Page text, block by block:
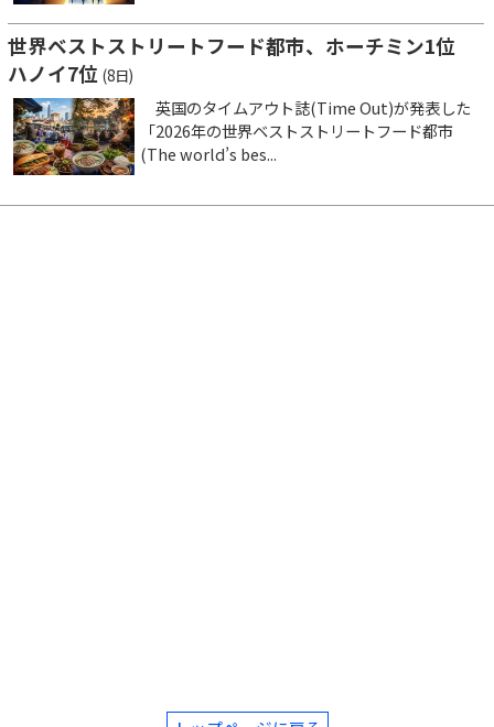
世界ベストストリートフード都市、ホーチミン1位
ハノイ7位 (8日)
英国のタイムアウト誌(Time Out)が発表した
「2026年の世界ベストストリートフード都市
(The world’s bes...